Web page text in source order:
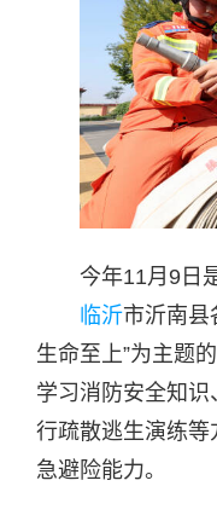
今年11月9日
临沂市沂南县
生命至上”为主题
学习消防安全知
行疏散逃生演练
急避险能力。